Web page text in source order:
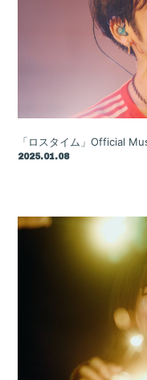
「ロスタイム」Official
2025.01.08